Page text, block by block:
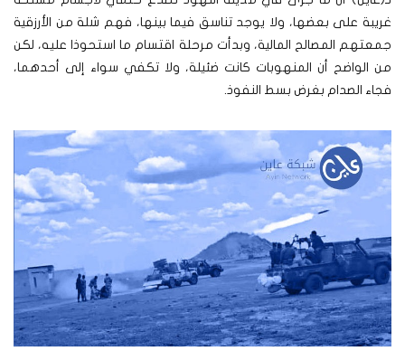
غريبة على بعضها، ولا يوجد تناسق فيما بينها، فهم شلة من الأرزقية
جمعتهم المصالح المالية، وبدأت مرحلة اقتسام ما استحوذا عليه، لكن
من الواضح أن المنهوبات كانت ضئيلة، ولا تكفي سواء إلى أحدهما،
فجاء الصدام بغرض بسط النفوذ.